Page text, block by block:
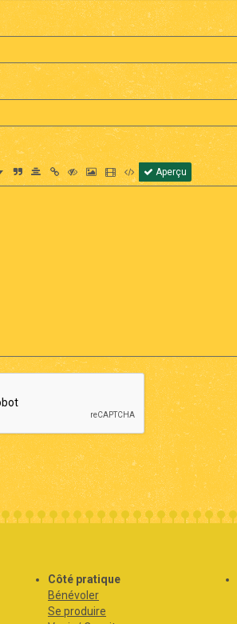
Aperçu
Côté pratique
Bénévoler
Se produire